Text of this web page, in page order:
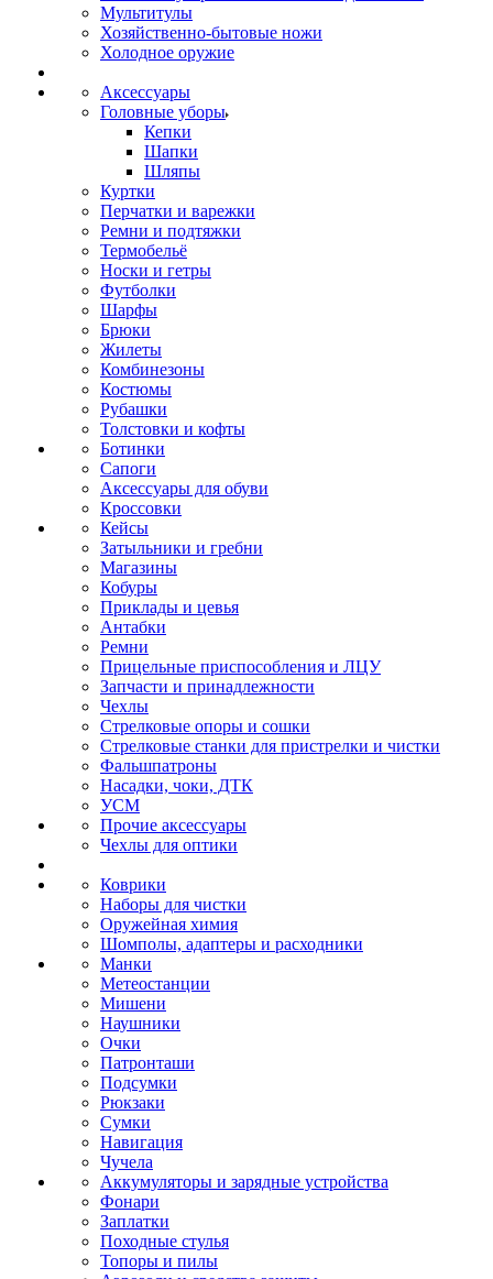
Мультитулы
Хозяйственно-бытовые ножи
Холодное оружие
Аксессуары
Головные уборы
Кепки
Шапки
Шляпы
Куртки
Перчатки и варежки
Ремни и подтяжки
Термобельё
Носки и гетры
Футболки
Шарфы
Брюки
Жилеты
Комбинезоны
Костюмы
Рубашки
Толстовки и кофты
Ботинки
Сапоги
Аксессуары для обуви
Кроссовки
Кейсы
Затыльники и гребни
Магазины
Кобуры
Приклады и цевья
Антабки
Ремни
Прицельные приспособления и ЛЦУ
Запчасти и принадлежности
Чехлы
Стрелковые опоры и сошки
Стрелковые станки для пристрелки и чистки
Фальшпатроны
Насадки, чоки, ДТК
УСМ
Прочие аксессуары
Чехлы для оптики
Коврики
Наборы для чистки
Оружейная химия
Шомполы, адаптеры и расходники
Манки
Метеостанции
Мишени
Наушники
Очки
Патронташи
Подсумки
Рюкзаки
Сумки
Навигация
Чучела
Аккумуляторы и зарядные устройства
Фонари
Заплатки
Походные стулья
Топоры и пилы